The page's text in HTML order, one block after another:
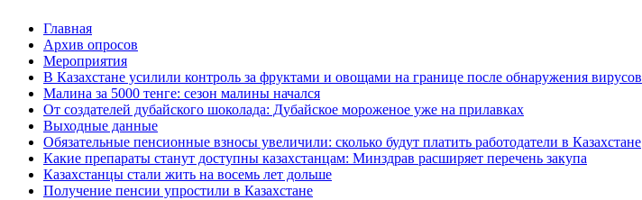
Главная
Архив опросов
Мероприятия
В Казахстане усилили контроль за фруктами и овощами на границе после обнаружения вирусов
Малина за 5000 тенге: сезон малины начался
От создателей дубайского шоколада: Дубайское мороженое уже на прилавках
Выходные данные
Обязательные пенсионные взносы увеличили: сколько будут платить работодатели в Казахстане
Какие препараты станут доступны казахстанцам: Минздрав расширяет перечень закупа
Казахстанцы стали жить на восемь лет дольше
Получение пенсии упростили в Казахстане